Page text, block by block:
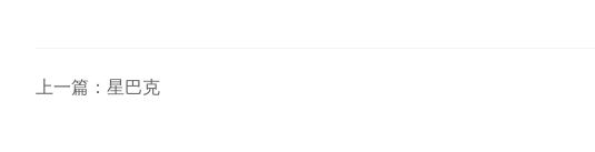
上一篇： 星巴克